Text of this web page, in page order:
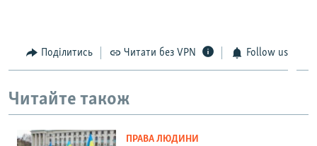
Поділитись Читати без VPN Follow us
Читайте також
ПРАВА ЛЮДИНИ